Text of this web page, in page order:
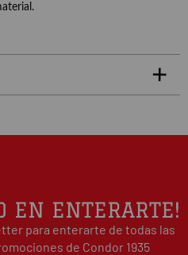
5
4
0%
estrellas
0%
1
estrellas 0%
EN ENTERARTE!
para enterarte de todas las
de Condor 1935